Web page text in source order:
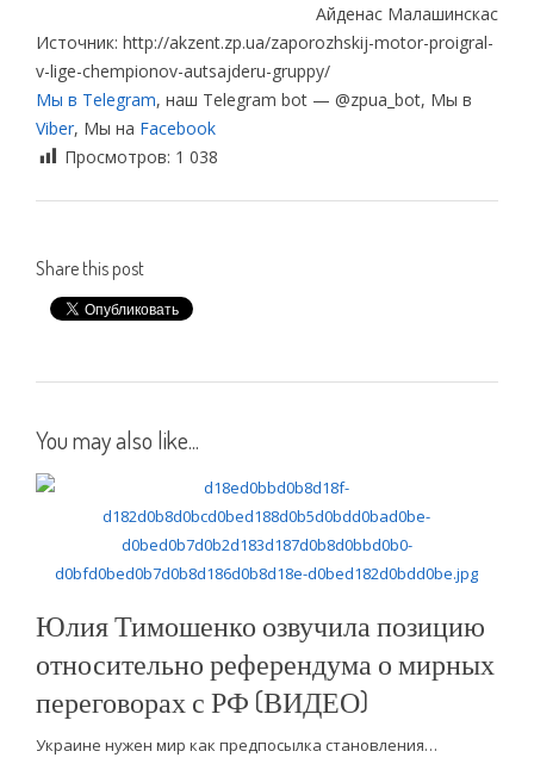
Айденас Малашинскас
Источник: http://akzent.zp.ua/zaporozhskij-motor-proigral-
v-lige-chempionov-autsajderu-gruppy/
Мы в Telegram, наш Telegram bot — @zpua_bot, Мы в
Viber, Мы на Facebook
Просмотров: 1 038
Share this post
You may also like...
Юлия Тимошенко озвучила позицию
относительно референдума о мирных
переговорах с РФ (ВИДЕО)
Украине нужен мир как предпосылка становления…